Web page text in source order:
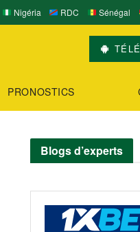
Nigéria RDC Sénégal
PRONOSTICS
Blogs d’experts